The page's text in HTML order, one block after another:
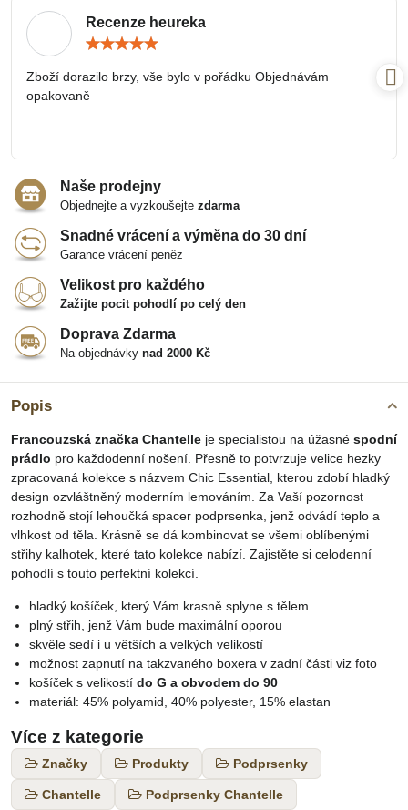
Popis
Francouzská značka Chantelle je specialistou na úžasné spodní
prádlo pro každodenní nošení. Přesně to potvrzuje velice hezky
zpracovaná kolekce s názvem Chic Essential, kterou zdobí hladký
design ozvláštněný moderním lemováním. Za Vaší pozornost
rozhodně stojí lehoučká spacer podprsenka, jenž odvádí teplo a
vlhkost od těla. Krásně se dá kombinovat se všemi oblíbenými
střihy kalhotek, které tato kolekce nabízí. Zajistěte si celodenní
pohodlí s touto perfektní kolekcí.
hladký košíček, který Vám krasně splyne s tělem
plný střih, jenž Vám bude maximální oporou
skvěle sedí i u větších a velkých velikostí
možnost zapnutí na takzvaného boxera v zadní části viz foto
košíček s velikostí do G a obvodem do 90
materiál: 45% polyamid, 40% polyester, 15% elastan
Více z kategorie
Značky Produkty Podprsenky
Chantelle Podprsenky Chantelle
Recenze heureka
5
Zboží dorazilo brzy, vše bylo v pořádku Objednávám
opakovaně
Naše prodejny
Objednejte a vyzkoušejte zdarma
Snadné vrácení a výměna do 30 dní
Garance vrácení peněz
Velikost pro každého
Zažijte pocit pohodlí po celý den
Doprava Zdarma
Na objednávky nad 2000 Kč